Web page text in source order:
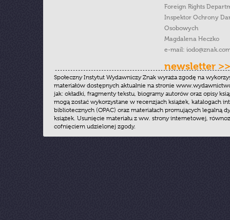
Foreign Rights
Inspektor Ochrony
Osobowych
Magdalena Heczko
e-mail:
newsletter >>
Społeczny Instytut Wydawniczy Znak wyraża zgodę na
materiałów dostępnych aktualnie na stronie
jak: okładki, fragmenty tekstu, biogramy autorów oraz opisy
mogą zostać wykorzystane w recenzjach książek, katalogach
bibliotecznych (OPAC) oraz materiałach promujących legalną
książek. Usunięcie materiału z ww. strony internetowej,
cofnięciem udzielonej zgody.